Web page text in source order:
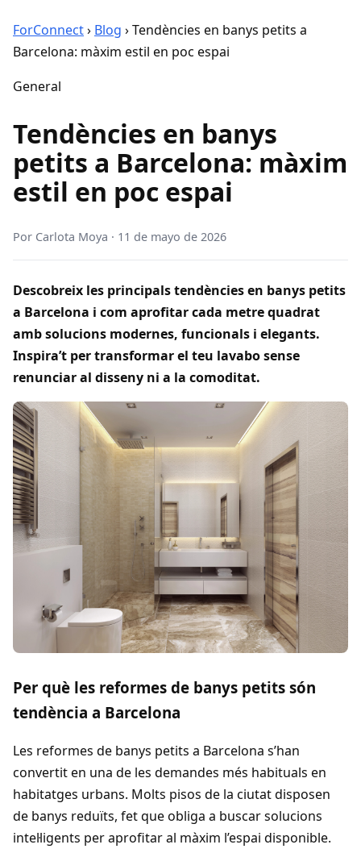
ForConnect› Blog ›Tendències en banys petits a
Barcelona: màxim estil en poc espai
General
Tendències en banys
petits a Barcelona: màxim
estil en poc espai
Por Carlota Moya · 11 de mayo de 2026
Descobreix les principals tendències en banys petits
a Barcelona i com aprofitar cada metre quadrat
amb solucions modernes, funcionals i elegants.
Inspira’t per transformar el teu lavabo sense
renunciar al disseny ni a la comoditat.
Per què les reformes de banys petits són
tendència a Barcelona
Les reformes de banys petits a Barcelona s’han
convertit en una de les demandes més habituals en
habitatges urbans. Molts pisos de la ciutat disposen
de banys reduïts, fet que obliga a buscar solucions
intel·ligents per aprofitar al màxim l’espai disponible.